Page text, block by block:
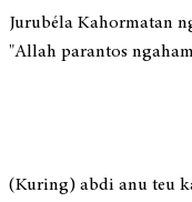
Jurubéla Kahormatan
"Allah parantos
(Kuring) abdi anu teu